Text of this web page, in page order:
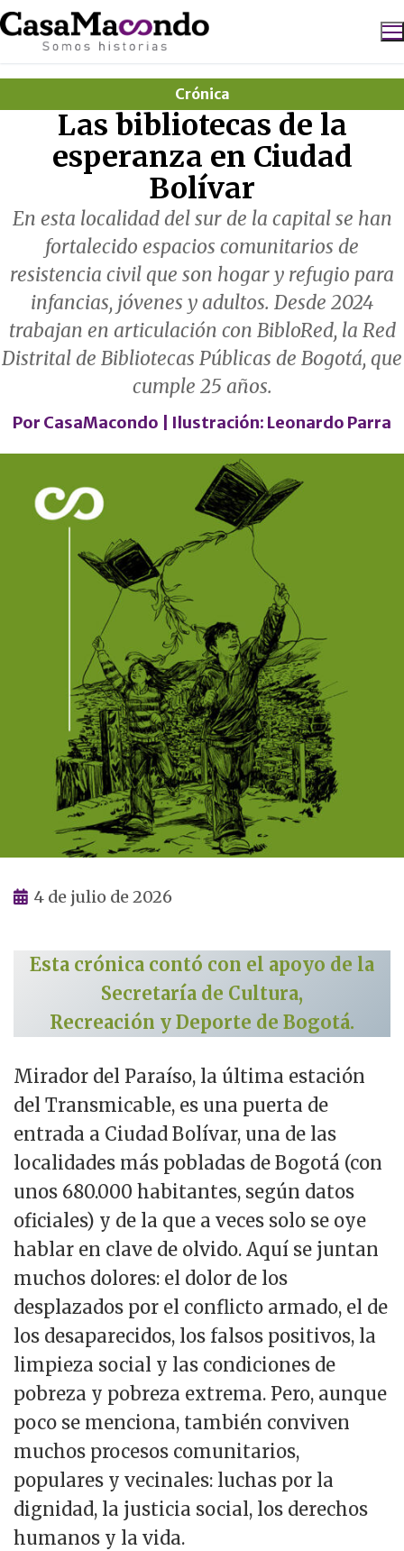
Ir
al
contenido
Buscar:
Crónica
Las bibliotecas de la
esperanza en Ciudad
Bolívar
En esta localidad del sur de la capital se han
fortalecido espacios comunitarios de
resistencia civil que son hogar y refugio para
infancias, jóvenes y adultos. Desde 2024
trabajan en articulación con BibloRed, la Red
Distrital de Bibliotecas Públicas de Bogotá, que
cumple 25 años.
Por CasaMacondo | Ilustración: Leonardo Parra
4 de julio de 2026
Esta crónica contó con el apoyo de la
Secretaría de Cultura,
Recreación y Deporte de Bogotá.
Mirador del Paraíso, la última estación
del Transmicable, es una puerta de
entrada a Ciudad Bolívar, una de las
localidades más pobladas de Bogotá (con
unos 680.000 habitantes, según datos
oficiales) y de la que a veces solo se oye
hablar en clave de olvido. Aquí se juntan
muchos dolores: el dolor de los
desplazados por el conflicto armado, el de
los desaparecidos, los falsos positivos, la
limpieza social y las condiciones de
pobreza y pobreza extrema. Pero, aunque
poco se menciona, también conviven
muchos procesos comunitarios,
populares y vecinales: luchas por la
dignidad, la justicia social, los derechos
humanos y la vida.